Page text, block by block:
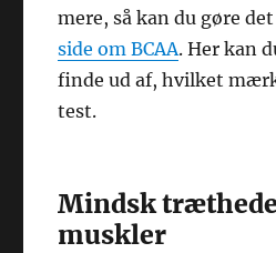
mere, så kan du gøre
side om BCAA. Her kan
finde ud af, hvilket
test.
Mindsk
muskler